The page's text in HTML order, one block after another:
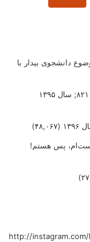
دانشجوی بیدار با
(۴۸,۰۶۷)
http://instagram.com/